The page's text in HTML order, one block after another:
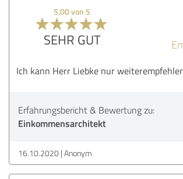
5,00 von 5
SEHR GUT
Ich kann Herr Liebke nur
Erfahrungsbericht & Bewertung zu:
Einkommensarchitekt
16.10.2020 Anonym